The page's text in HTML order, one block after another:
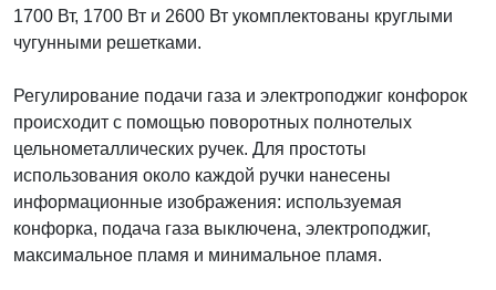
1700 Вт, 1700 Вт и 2600 Вт укомплектованы круглыми
чугунными решетками.
Регулирование подачи газа и электроподжиг конфорок
происходит с помощью поворотных полнотелых
цельнометаллических ручек. Для простоты
использования около каждой ручки нанесены
информационные изображения: используемая
конфорка, подача газа выключена, электроподжиг,
максимальное пламя и минимальное пламя.